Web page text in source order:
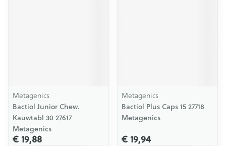
Metagenics
Bactiol Junior Chew.
Kauwtabl 30 27617
Metagenics
€ 19,88
Metagenics
Bactiol Plus Caps 15 27718
Metagenics
€ 19,94